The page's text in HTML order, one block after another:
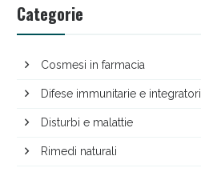
Categorie
Cosmesi in farmacia
Difese immunitarie e integratori
Disturbi e malattie
Rimedi naturali